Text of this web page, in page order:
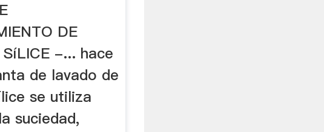
DE
SíLICE -... hace
de lavado de
se utiliza
suciedad,